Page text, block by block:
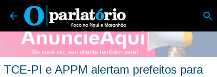
Pular para o conteúdo principal
O Parlatório | Foco no Piauí e Maranhão
TCE-PI e APPM alertam prefeitos para